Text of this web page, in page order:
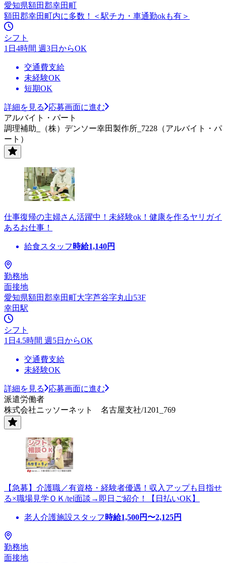
愛知県額田郡幸田町
額田郡幸田町内に多数！＜駅チカ・車通勤okも有＞
シフト
1日4時間 週3日からOK
交通費支給
未経験OK
短期OK
詳細を見る
応募画面に進む
アルバイト・パート
調理補助_（株）デンソー幸田製作所_7228（アルバイト・パ
ート）
仕事復帰の主婦さん活躍中！未経験ok！健康を作るヤリガイ
あるお仕事！
給食スタッフ 時給1,140円
勤務地
面接地
愛知県額田郡幸田町大字芦谷字丸山53F
幸田駅
シフト
1日4.5時間 週5日からOK
交通費支給
未経験OK
詳細を見る
応募画面に進む
派遣労働者
株式会社ニッソーネット 名古屋支社/1201_769
【急募】介護職／有資格・経験者優遇！収入アップも目指せ
る×職場見学ＯＫ/tel面談→即日ご紹介！【日払いOK】
老人介護施設スタッフ 時給1,500円〜2,125円
勤務地
面接地